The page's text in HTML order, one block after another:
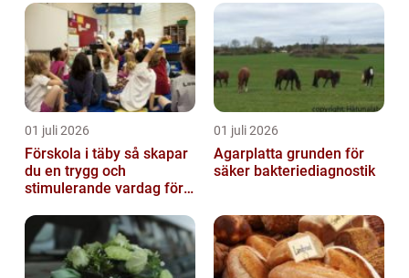
01 juli 2026
Förskola i täby så skapar
du en trygg och
stimulerande vardag för
01 juli 2026
Agarplatta grunden för
säker bakteriediagnostik